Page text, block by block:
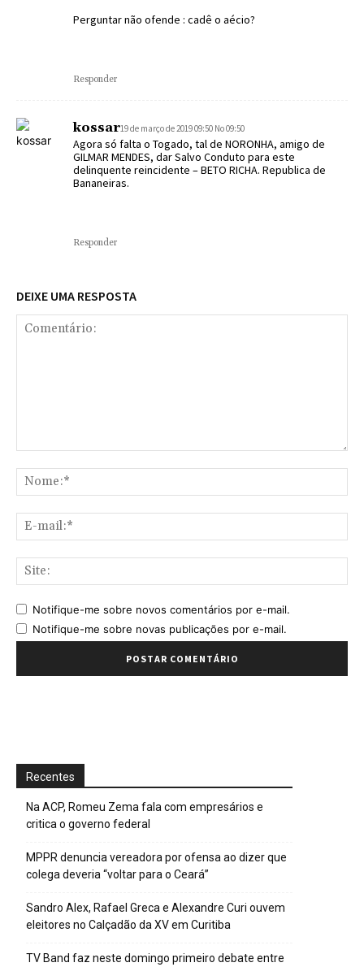
Perguntar não ofende : cadê o aécio?
Responder
kossar19 de março de 2019 09:50 No 09:50
Agora só falta o Togado, tal de NORONHA, amigo de
GILMAR MENDES, dar Salvo Conduto para este
delinquente reincidente – BETO RICHA. Republica de
Bananeiras.
Responder
DEIXE UMA RESPOSTA
Notifique-me sobre novos comentários por e-mail.
Notifique-me sobre novas publicações por e-mail.
Recentes
Na ACP, Romeu Zema fala com empresários e
critica o governo federal
MPPR denuncia vereadora por ofensa ao dizer que
colega deveria “voltar para o Ceará”
Sandro Alex, Rafael Greca e Alexandre Curi ouvem
eleitores no Calçadão da XV em Curitiba
TV Band faz neste domingo primeiro debate entre